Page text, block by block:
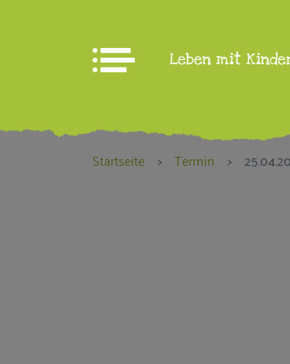
Leben mit
Aktuelles
Startseite Termin